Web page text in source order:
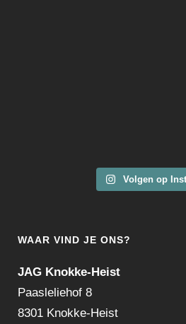
Volgen op
WAAR VIND JE ONS?
JAG Knokke-Heist
Paasleliehof 8
8301 Knokke-Heist